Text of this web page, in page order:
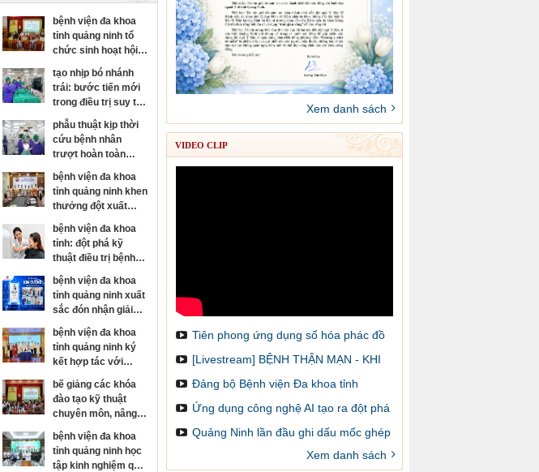
bệnh viện đa khoa
tỉnh quảng ninh tổ
chức sinh hoạt hội
đồng người bệnh
cấp bệnh viện
tạo nhịp bó nhánh
trái: bước tiến mới
trong điều trị suy tim
và rối loạn nhịp tim
phẫu thuật kịp thời
cứu bệnh nhân
trượt hoàn toàn
thân đốt sống, sốc
tủy nặng
bệnh viện đa khoa
tỉnh quảng ninh khen
thưởng đột xuất
đơn nguyên đột quỵ
đạt danh hiệu kim
cương của hội đột
quỵ thế giới
bệnh viện đa khoa
tỉnh: đột phá kỹ
thuật điều trị bệnh
da liễu
bệnh viện đa khoa
tỉnh quảng ninh xuất
sắc đón nhận giải
thưởng kim cương
của hội đột quỵ thế
giới
bệnh viện đa khoa
tỉnh quảng ninh ký
kết hợp tác với
bệnh viện mắt trung
ương, phát triển
chuyên sâu chuyên
ngành nhãn khoa
bế giảng các khóa
đào tạo kỹ thuật
chuyên môn, nâng
cao năng lực y tế cơ
sở
bệnh viện đa khoa
tỉnh quảng ninh học
tập kinh nghiệm quy
Xem danh sách
VIDEO CLIP
Tiên phong ứng dụng số hóa phác đồ
điều trị và cảnh báo dược lâm sàng
[Livestream] BỆNH THẬN MẠN - KHI
NÀO CẦN GHÉP THẬN VÀ LÀM SAO
Đảng bộ Bệnh viện Đa khoa tỉnh
Quảng Ninh: Một nhiệm kỳ đổi mới,
Ứng dụng công nghệ AI tạo ra đột phá
trong chẩn đoán hình ảnh y khoa
Quảng Ninh lần đầu ghi dấu mốc ghép
thận trên bản đồ ghép tạng Việt Nam
Xem danh sách